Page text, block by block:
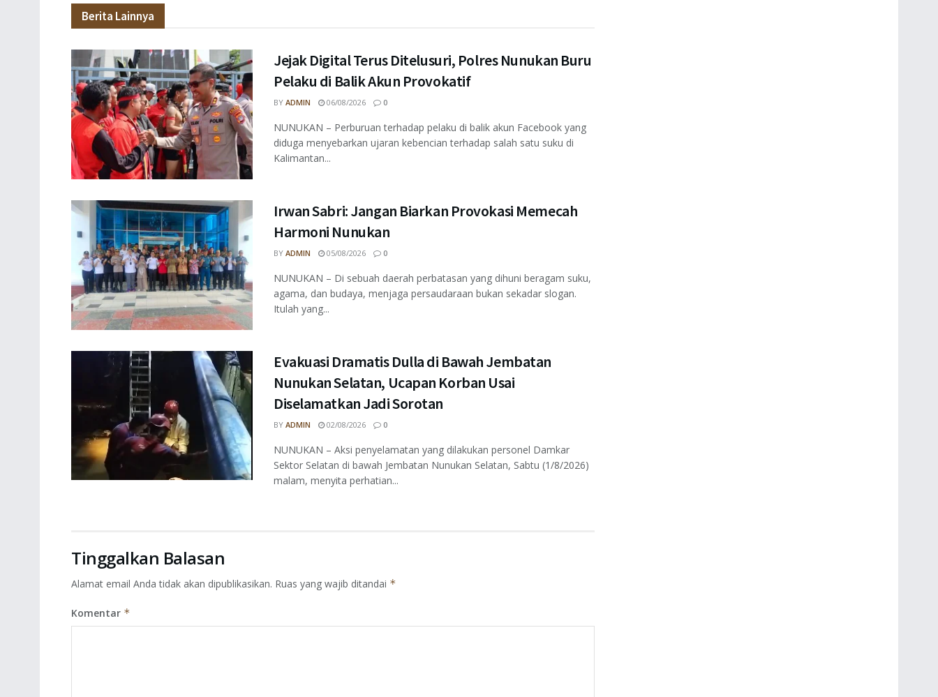
Berita Lainnya
Jejak Digital Terus Ditelusuri, Polres Nunukan Buru
Pelaku di Balik Akun Provokatif
BY ADMIN 06/08/2026 0
NUNUKAN – Perburuan terhadap pelaku di balik akun Facebook yang
diduga menyebarkan ujaran kebencian terhadap salah satu suku di
Kalimantan...
Irwan Sabri: Jangan Biarkan Provokasi Memecah
Harmoni Nunukan
BY ADMIN 05/08/2026 0
NUNUKAN – Di sebuah daerah perbatasan yang dihuni beragam suku,
agama, dan budaya, menjaga persaudaraan bukan sekadar slogan.
Itulah yang...
Evakuasi Dramatis Dulla di Bawah Jembatan
Nunukan Selatan, Ucapan Korban Usai
Diselamatkan Jadi Sorotan
BY ADMIN 02/08/2026 0
NUNUKAN – Aksi penyelamatan yang dilakukan personel Damkar
Sektor Selatan di bawah Jembatan Nunukan Selatan, Sabtu (1/8/2026)
malam, menyita perhatian...
Tinggalkan Balasan
Alamat email Anda tidak akan dipublikasikan. Ruas yang wajib ditandai *
Komentar *